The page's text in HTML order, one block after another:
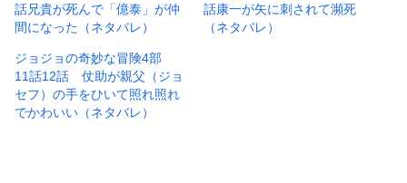
話兄貴が死んで「億泰」が仲
間になった（ネタバレ）
話康一が矢に刺されて瀕死
（ネタバレ）
ジョジョの奇妙な冒険4部
11話12話 仗助が親父（ジョ
セフ）の手をひいて照れ照れ
でかわいい（ネタバレ）